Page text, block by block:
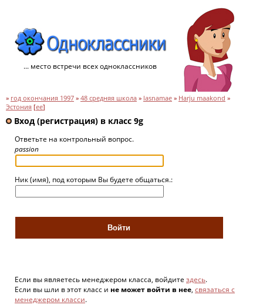
... место встречи всех одноклассников
» год окончания 1997 » 48 средняя школа » lasnamae » Harju maakond »
Эстония [ee]
Вход (регистрация) в класс 9g
Ответьте на контрольный вопрос.
passion
Ник (имя), под которым Вы будете общаться.:
Если вы являетесь менеджером класса, войдите здесь.
Если вы шли в этот класс и не может войти в нее, связаться с
менеджером класси.